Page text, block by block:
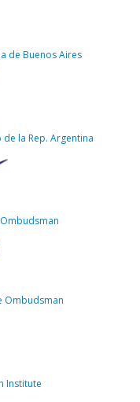
de Buenos Aires
la Rep. Argentina
Ombudsman
Institute